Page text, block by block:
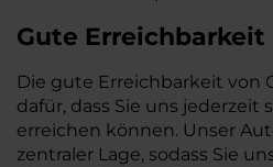
Gute Erreichbarkeit
Die gute Erreichbarkeit von
dafür, dass Sie uns
erreichen können. Unser
zentraler Lage, sodass Sie